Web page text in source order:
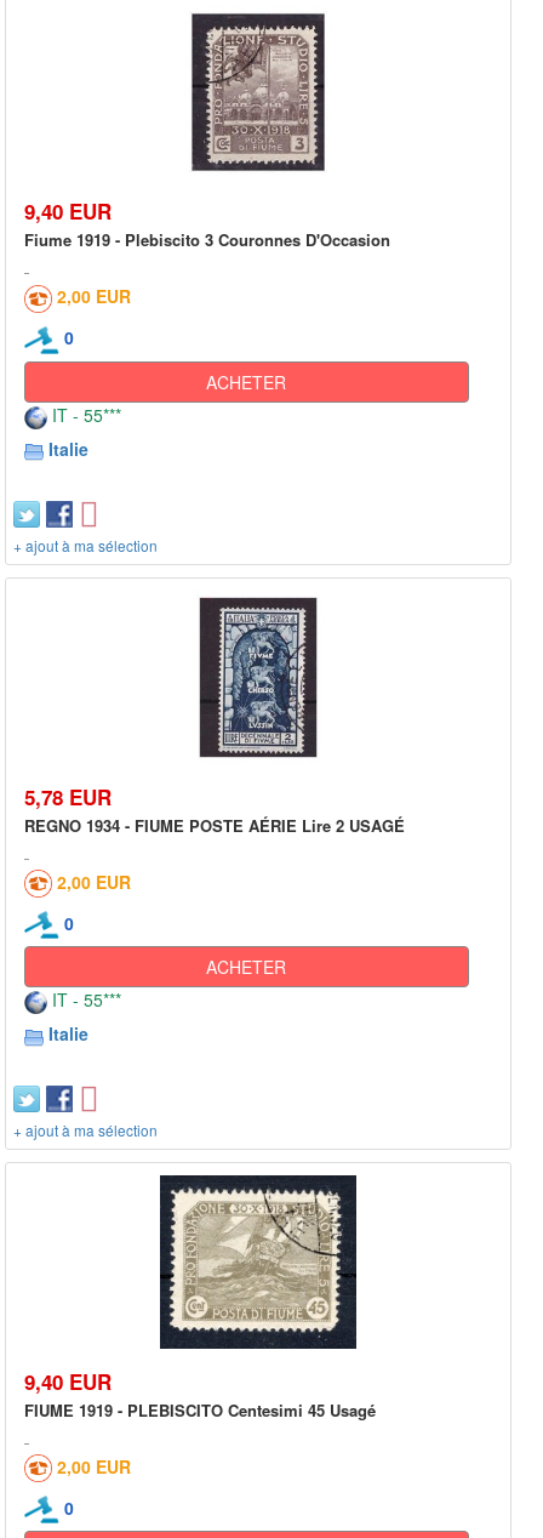
9,40 EUR
Fiume 1919 - Plebiscito 3 Couronnes D'Occasion
2,00 EUR
0
ACHETER
IT - 55***
Italie
+ ajout à ma sélection
5,78 EUR
REGNO 1934 - FIUME POSTE AÉRIE Lire 2 USAGÉ
2,00 EUR
0
ACHETER
IT - 55***
Italie
+ ajout à ma sélection
9,40 EUR
FIUME 1919 - PLEBISCITO Centesimi 45 Usagé
2,00 EUR
0